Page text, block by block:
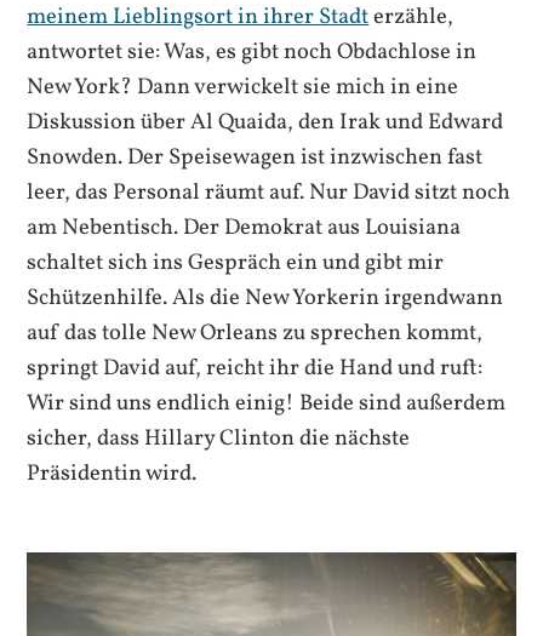
meinem Lieblingsort in ihrer Stadterzähle,
antwortet sie: Was, es gibt noch Obdachlose in
New York? Dann verwickelt sie mich in eine
Diskussion über Al Quaida, den Irak und Edward
Snowden. Der Speisewagen ist inzwischen fast
leer, das Personal räumt auf. Nur David sitzt noch
am Nebentisch. Der Demokrat aus Louisiana
schaltet sich ins Gespräch ein und gibt mir
Schützenhilfe. Als die New Yorkerin irgendwann
auf das tolle New Orleans zu sprechen kommt,
springt David auf, reicht ihr die Hand und ruft:
Wir sind uns endlich einig! Beide sind außerdem
sicher, dass Hillary Clinton die nächste
Präsidentin wird.